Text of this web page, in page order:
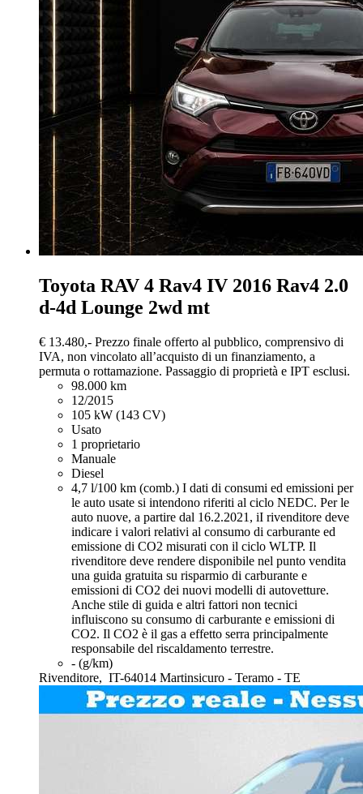
Toyota RAV 4 Rav4 IV 2016 Rav4 2.0
d-4d Lounge 2wd mt
€ 13.480,- Prezzo finale offerto al pubblico, comprensivo di
IVA, non vincolato all’acquisto di un finanziamento, a
permuta o rottamazione. Passaggio di proprietà e IPT esclusi.
98.000 km
12/2015
105 kW (143 CV)
Usato
1 proprietario
Manuale
Diesel
4,7 l/100 km (comb.) I dati di consumi ed emissioni per
le auto usate si intendono riferiti al ciclo NEDC. Per le
auto nuove, a partire dal 16.2.2021, iI rivenditore deve
indicare i valori relativi al consumo di carburante ed
emissione di CO2 misurati con il ciclo WLTP. Il
rivenditore deve rendere disponibile nel punto vendita
una guida gratuita su risparmio di carburante e
emissioni di CO2 dei nuovi modelli di autovetture.
Anche stile di guida e altri fattori non tecnici
influiscono su consumo di carburante e emissioni di
CO2. Il CO2 è il gas a effetto serra principalmente
responsabile del riscaldamento terrestre.
- (g/km)
Rivenditore, IT-64014 Martinsicuro - Teramo - TE